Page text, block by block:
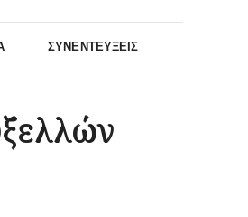
ΣΥΝΕΝΤΕΎΞΕΙΣ